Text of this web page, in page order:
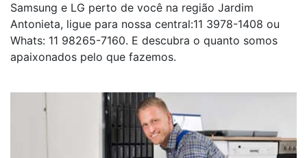
Samsung e LG perto de você na região Jardim
Antonieta, ligue para nossa central:11 3978-1408 ou
Whats: 11 98265-7160. E descubra o quanto somos
apaixonados pelo que fazemos.